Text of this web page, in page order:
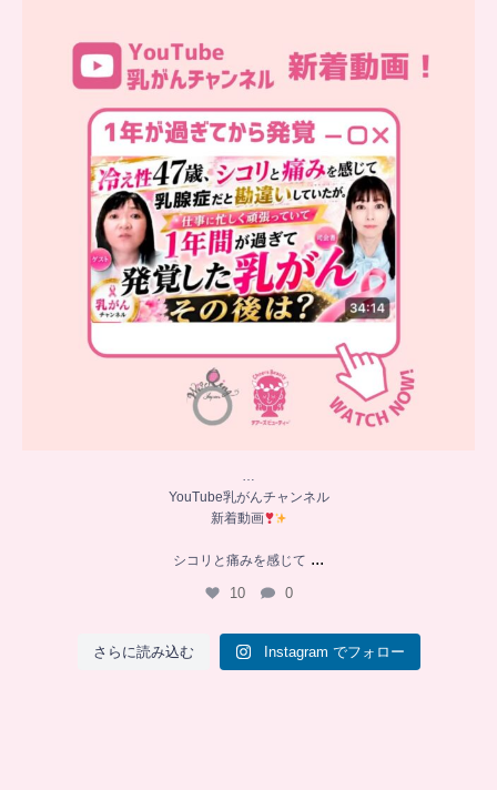
新着動画
シコリと痛みを感じて
...
10
…
YouTube乳がんチャンネル
新着動画
シコリと痛みを感じて ...
10 0
さらに読み込む Instagram でフォロー